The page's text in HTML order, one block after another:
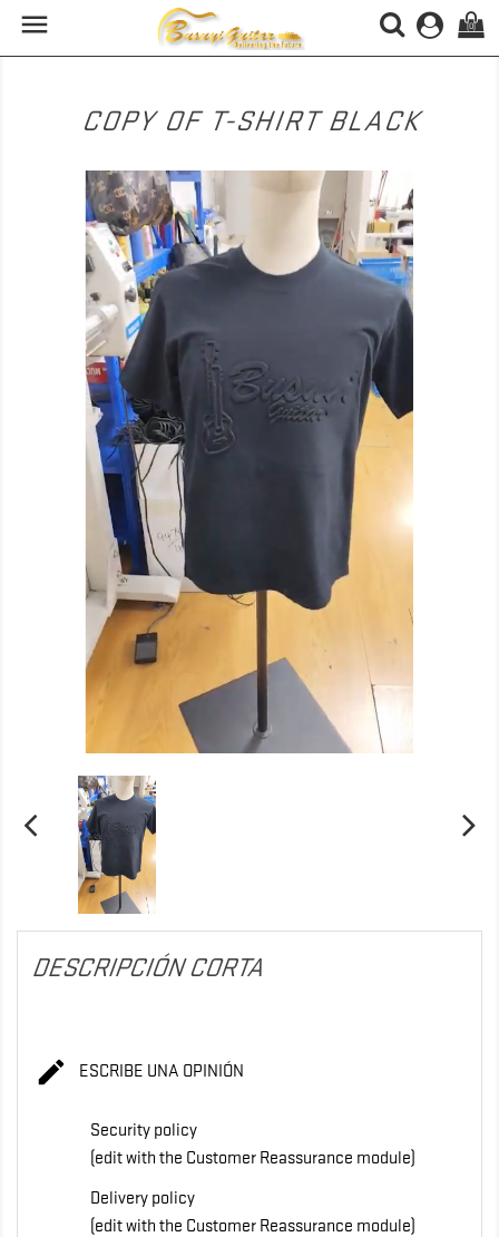
 (0)
COPY OF T-SHIRT BLACK
DESCRIPCIÓN CORTA
 ESCRIBE UNA OPINIÓN
Security policy
(edit with the Customer Reassurance module)
Delivery policy
(edit with the Customer Reassurance module)